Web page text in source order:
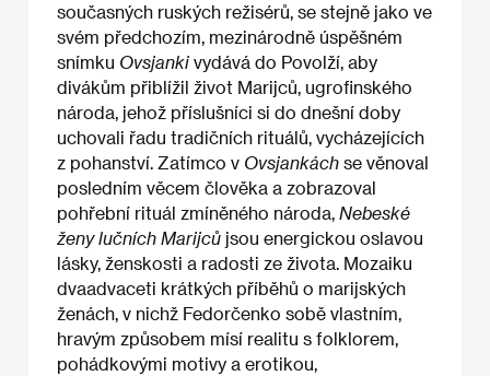
současných ruských režisérů, se stejně jako ve
svém předchozím, mezinárodně úspěšném
snímku Ovsjanki vydává do Povolží, aby
divákům přiblížil život Marijců, ugrofinského
národa, jehož příslušníci si do dnešní doby
uchovali řadu tradičních rituálů, vycházejících
z pohanství. Zatímco v Ovsjankách se věnoval
posledním věcem člověka a zobrazoval
pohřební rituál zmíněného národa, Nebeské
ženy lučních Marijců jsou energickou oslavou
lásky, ženskosti a radosti ze života. Mozaiku
dvaadvaceti krátkých příběhů o marijských
ženách, v nichž Fedorčenko sobě vlastním,
hravým způsobem mísí realitu s folklorem,
pohádkovými motivy a erotikou,